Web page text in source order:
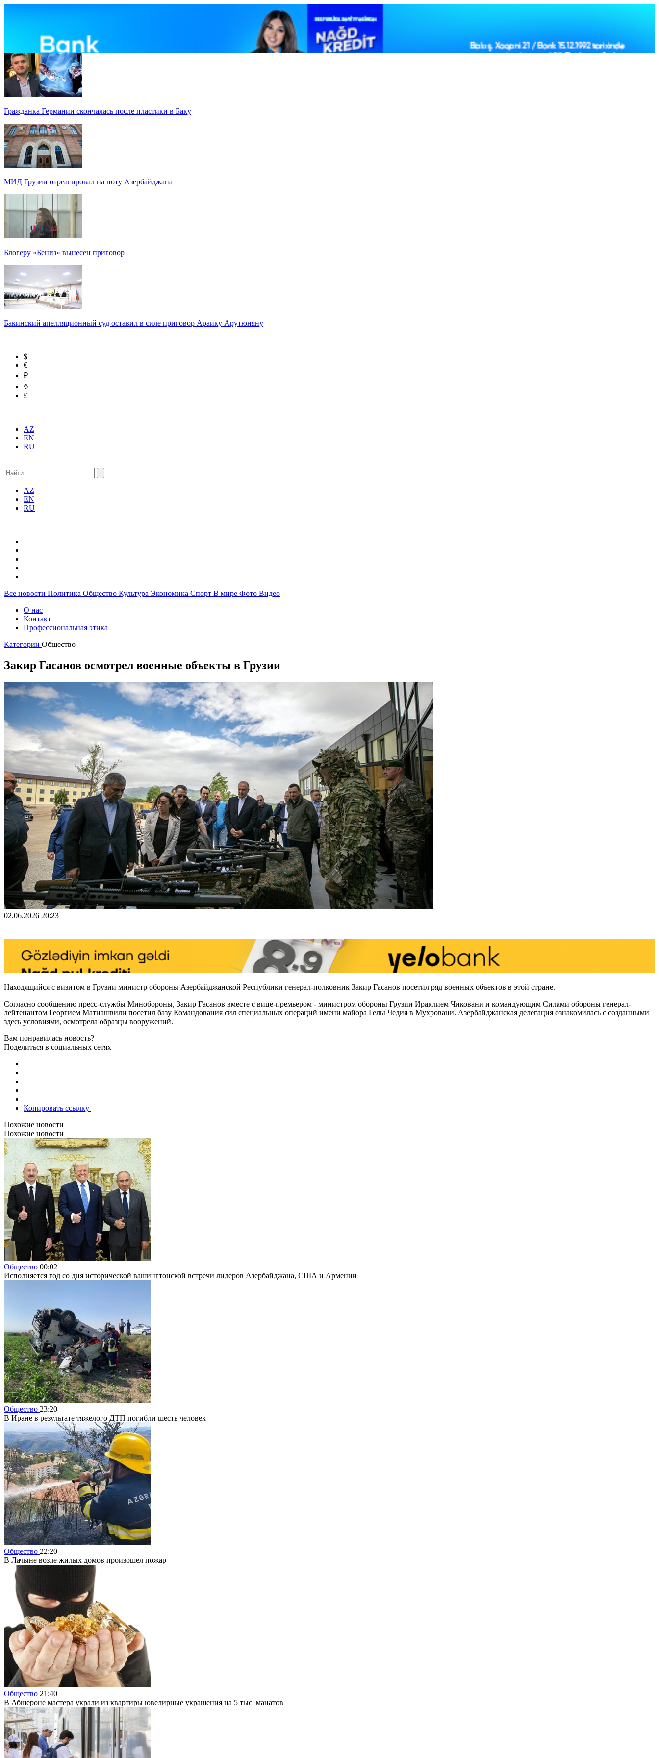
Гражданка Германии скончалась после пластики в Баку
МИД Грузии отреагировал на ноту Азербайджана
Блогеру «Бениз» вынесен приговор
Бакинский апелляционный суд оставил в силе приговор Араику Арутюняну
$
€
₽
₺
£
AZ
EN
RU
AZ
EN
RU
Все новости Политика Общество Культура Экономика Спорт В мире Фото Видео
О нас
Контакт
Профессиональная этика
Категории Общество
Закир Гасанов осмотрел военные объекты в Грузии
02.06.2026 20:23
Находящийся с визитом в Грузии министр обороны Азербайджанской Республики генерал-полковник Закир Гасанов посетил ряд военных объектов в этой стране.
Согласно сообщению пресс-службы Минобороны, Закир Гасанов вместе с вице-премьером - министром обороны Грузии Ираклием Чиковани и командующим Силами обороны генерал-
лейтенантом Георгием Матиашвили посетил базу Командования сил специальных операций имени майора Гелы Чедия в Мухровани. Азербайджанская делегация ознакомилась с созданными
здесь условиями, осмотрела образцы вооружений.
Вам понравилась новость?
Поделиться в социальных сетях
Копировать ссылку
Похожие новости
Похожие новости
Общество 00:02
Исполняется год со дня исторической вашингтонской встречи лидеров Азербайджана, США и Армении
Общество 23:20
В Иране в результате тяжелого ДТП погибли шесть человек
Общество 22:20
В Лачыне возле жилых домов произошел пожар
Общество 21:40
В Абшероне мастера украли из квартиры ювелирные украшения на 5 тыс. манатов